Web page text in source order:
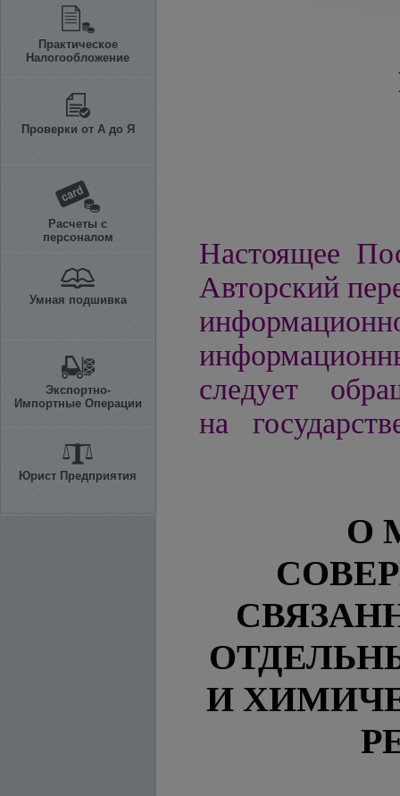
Практическое
Налогообложение
Проверки от А до Я
Расчеты с
персоналом
Умная подшивка
Экспортно-
Импортные Операции
Юрист Предприятия
Настоящее
Авторский
следует
на
О
И